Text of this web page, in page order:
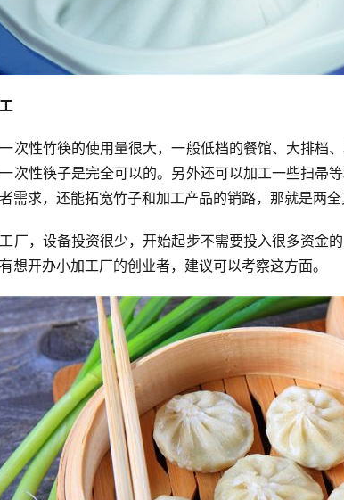
次性竹筷的使用量很大，一般低档的餐馆、大排档
次性筷子是完全可以的。另外还可以加工一些扫帚
需求，还能拓宽竹子和加工产品的销路，那就是两全
厂，设备投资很少，开始起步不需要投入很多资金
想开办小加工厂的创业者，建议可以考察这方面。